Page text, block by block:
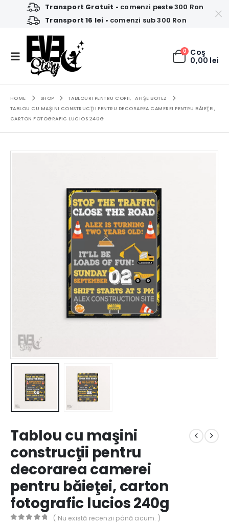
Transport Gratuit • comenzi peste 300 Ron
Transport 16 lei • comenzi sub 300 Ron
0 Coş
0,00 lei
HOME SHOP TABLOURI PENTRU COPII,
AFIŞE BOTEZ
TABLOU CU MAŞINI CONSTRUCŢII PENTRU DECORAREA CAMEREI PENTRU BĂIEŢEI,
CARTON FOTOGRAFIC LUCIOS 240G
Tablou cu maşini
construcţii pentru
decorarea camerei
pentru băieţei, carton
fotografic lucios 240g
( Nu există recenzii până acum. )